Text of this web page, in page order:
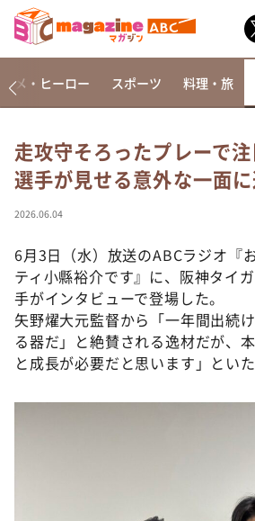
なるみ・岡村の過ぎるTV
相席食堂
～人生密着トークバラエティ！～
て真剣です
探偵！ナイトスクープ
news おかえり
河合＆A.B.C-Z塚田×福井アナ「な
教えて！ニュースライブ 正義のミ
メ・ヒーロー スポーツ 料理・旅
走攻守そろったプレーで
選手が見せる意外な一面に
2026.06.04
6月3日（水）放送のABCラジオ『
ティ小縣裕介です』に、阪神タイ
手がインタビューで登場した。
矢野燿大元監督から「一年間出続
る器だ」と絶賛される逸材だが、
と成長が必要だと思います」といた